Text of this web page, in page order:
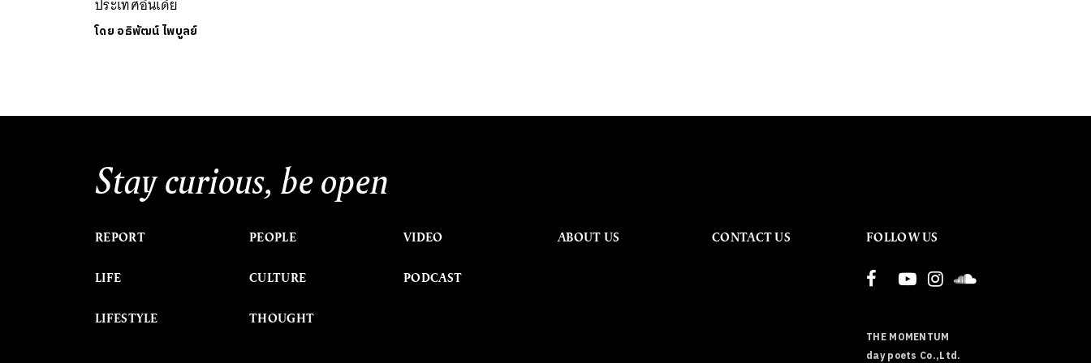
โดย อธิพัฒน์ ไพบูลย์
Stay curious, be open
REPORT
LIFE
LIFESTYLE
PEOPLE
CULTURE
THOUGHT
VIDEO
PODCAST
ABOUT US CONTACT US FOLLOW US
THE MOMENTUM
day poets Co.,Ltd.